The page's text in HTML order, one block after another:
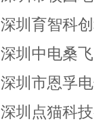
深圳育智科
深圳中电桑
深圳市恩孚
深圳点猫科